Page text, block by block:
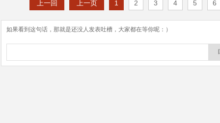
上一回 上一页 1 2 3 4 5 6
如果看到这句话，那就是还没人发表吐槽，大家都在等你呢：）